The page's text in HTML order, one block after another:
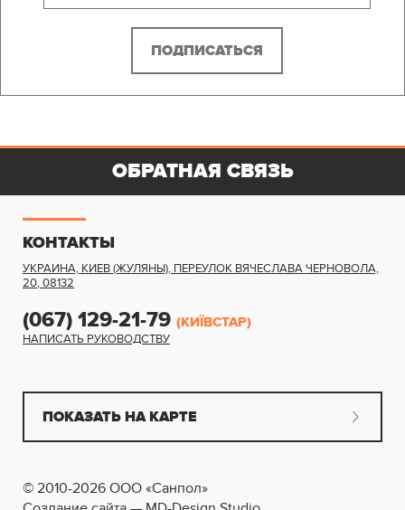
КОНТАКТЫ
УКРАИНА, КИЕВ (ЖУЛЯНЫ), ПЕРЕУЛОК ВЯЧЕСЛАВА ЧЕРНОВОЛА,
20,08132
(067) 129-21-79 (КИЇВСТАР)
НАПИСАТЬ РУКОВОДСТВУ
ПОКАЗАТЬ НА КАРТЕ
© 2010-2026 ООО «Санпол»
ОБРАТНАЯ СВЯЗЬ